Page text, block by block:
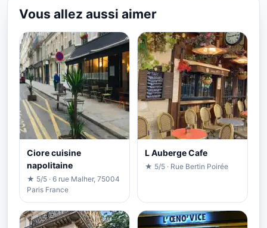
Vous allez aussi aimer
Ciore cuisine
napolitaine
★ 5/5 · 6 rue Malher, 75004
Paris France
L Auberge Cafe
★ 5/5 · Rue Bertin Poirée